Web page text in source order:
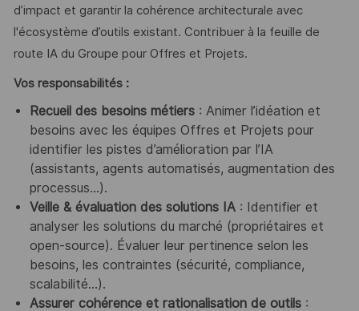
d’impact et garantir la cohérence architecturale avec
l'écosystème d’outils existant. Contribuer à la feuille de
route IA du Groupe pour Offres et Projets.
Vos responsabilités :
Recueil des besoins métiers: Animer l’idéation et
besoins avec les équipes Offres et Projets pour
identifier les pistes d’amélioration par l’IA
(assistants, agents automatisés, augmentation des
processus…).
Veille & évaluation des solutions IA: Identifier et
analyser les solutions du marché (propriétaires et
open-source). Évaluer leur pertinence selon les
besoins, les contraintes (sécurité, compliance,
scalabilité…).
Assurer cohérence et rationalisation de outils: